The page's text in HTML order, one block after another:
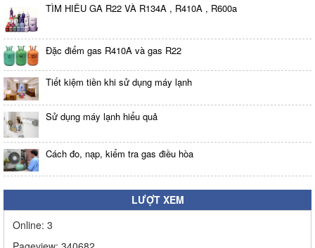
TÌM HIỂU GA R22 VÀ R134A , R410A , R600a
Đặc điểm gas R410A và gas R22
Tiết kiệm tiền khi sử dụng máy lạnh
Sử dụng máy lạnh hiểu quả
Cách đo, nạp, kiểm tra gas điều hòa
LƯỢT XEM
Online: 3